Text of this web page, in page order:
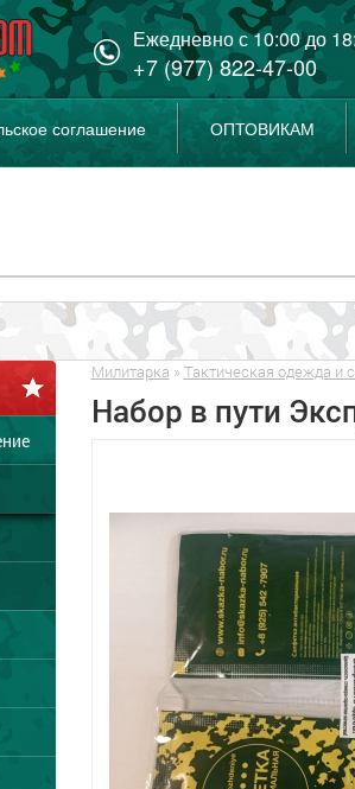
Ежедневно с 10:00 до
+7 (977) 822-47-00
соглашение ОПТОВИКАМ
Милитарка » Тактическая одежда и
Набор в пути